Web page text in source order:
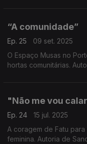
“A comunidade”
Ep. 25
09 set. 2025
O Espaço Musas no
hortas comunitárias.
"Não me vou
Ep. 24
15 jul. 2025
A coragem de Fatu
feminina. Autoria de